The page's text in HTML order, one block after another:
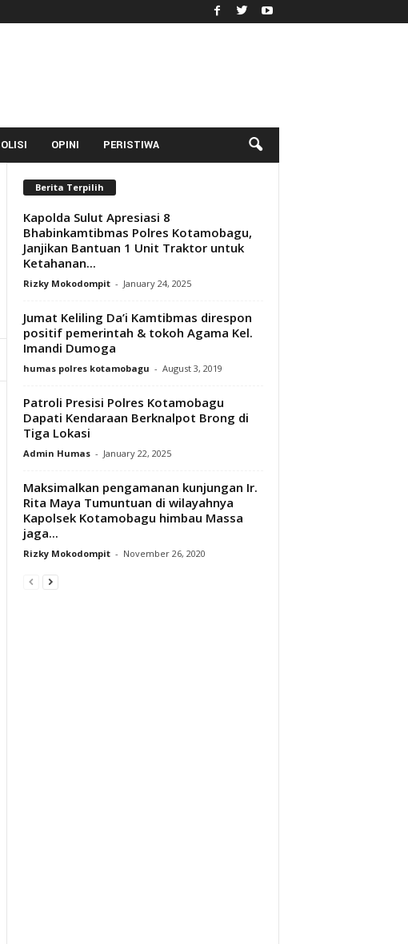
OPINI PERISTIWA
Berita Terpilih
Kapolda Sulut Apresiasi 8
Bhabinkamtibmas Polres Kotamobagu,
Janjikan Bantuan 1 Unit Traktor untuk
Ketahanan...
Rizky Mokodompit - January 24, 2025
Jumat Keliling Da’i Kamtibmas direspon
positif pemerintah & tokoh Agama Kel.
Imandi Dumoga
humas polres kotamobagu - August 3, 2019
Patroli Presisi Polres Kotamobagu
Dapati Kendaraan Berknalpot Brong di
Tiga Lokasi
Admin Humas - January 22, 2025
Maksimalkan pengamanan kunjungan Ir.
Rita Maya Tumuntuan di wilayahnya
Kapolsek Kotamobagu himbau Massa
jaga...
Rizky Mokodompit - November 26, 2020